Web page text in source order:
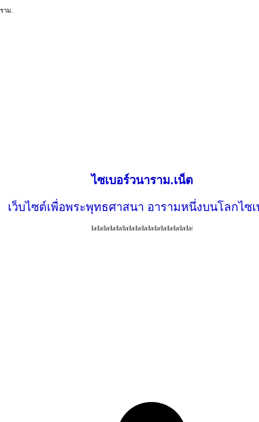
าม.
ไซเบอร์วนาราม.เน็ต
เว็บไซต์เพื่อพระพุทธศาสนา อารามหนึ่งบนโลกไซเ